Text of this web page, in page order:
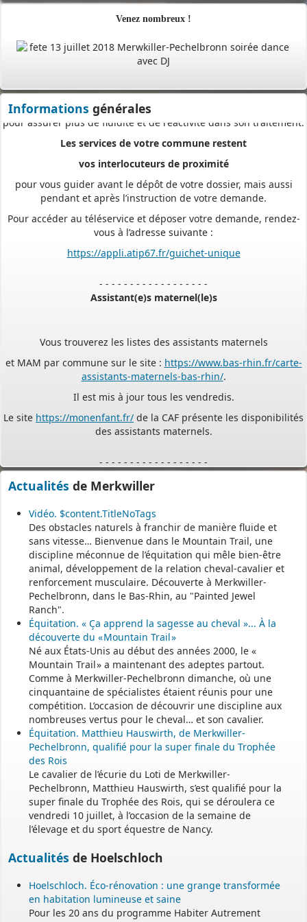
Venez nombreux !
Informations générales
ou de vous déplacer aux horaires d’ouverture de votre mairie : en
déposant en ligne, vous réaliserez des économies de papier,
de frais d’envoi et de temps. Vous pouvez également suivre en
ligne l’avancement du traitement de votre demande,
pour assurer plus de fluidité et de réactivité dans son traitement.
Les services de votre commune restent
vos interlocuteurs de proximité
pour vous guider avant le dépôt de votre dossier, mais aussi
pendant et après l’instruction de votre demande.
Pour accéder au téléservice et déposer votre demande, rendez-
vous à l’adresse suivante :
https://appli.atip67.fr/guichet-unique
Assistant(e)s maternel(le)s
et MAM par commune sur le site :https://www.bas-rhin.fr/carte-
assistants-maternels-bas-rhin/ .
Il est mis à jour tous les vendredis.
https://monenfant.fr/de la CAF présente les disponibilités
des assistants maternels.
Permanence mairie
Le secrétariat est fermé le samedi matin.
Une permanence est assurée par le maire, sur rendez-vous.
Actualités de Merkwiller
Vidéo. $content.TitleNoTags
Des obstacles naturels à franchir de manière fluide et
sans vitesse… Bienvenue dans le Mountain Trail, une
discipline méconnue de l’équitation qui mêle bien-être
animal, développement de la relation cheval-cavalier et
renforcement musculaire. Découverte à Merkwiller-
Pechelbronn, dans le Bas-Rhin, au "Painted Jewel
Ranch".
Équitation. « Ça apprend la sagesse au cheval »... À la
découverte du « Mountain Trail »
Né aux États-Unis au début des années 2000, le «
Mountain Trail » a maintenant des adeptes partout.
Comme à Merkwiller-Pechelbronn dimanche, où une
cinquantaine de spécialistes étaient réunis pour une
compétition. L’occasion de découvrir une discipline aux
nombreuses vertus pour le cheval… et son cavalier.
Équitation. Matthieu Hauswirth, de Merkwiller-
Pechelbronn, qualifié pour la super finale du Trophée
des Rois
Le cavalier de l’écurie du Loti de Merkwiller-
Pechelbronn, Matthieu Hauswirth, s’est qualifié pour la
super finale du Trophée des Rois, qui se déroulera ce
vendredi 10 juillet, à l’occasion de la semaine de
l’élevage et du sport équestre de Nancy.
Actualités de Hoelschloch
Hoelschloch. Éco-rénovation : une grange transformée
en habitation lumineuse et saine
Pour les 20 ans du programme Habiter Autrement